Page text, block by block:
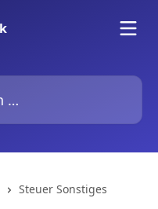
Steuer Sonstiges